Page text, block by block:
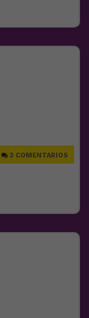
3 COMENTARIOS